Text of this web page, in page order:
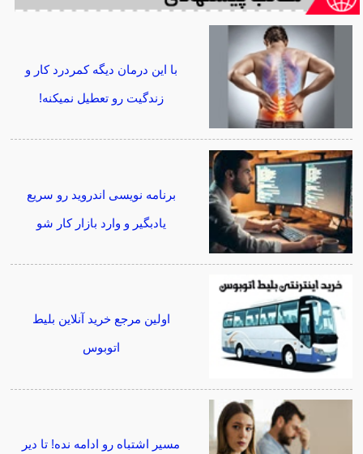
با این درمان دیگه کمردرد کار و
زندگیت رو تعطیل نمیکنه!
برنامه نویسی اندروید رو سریع
یادبگیر و وارد بازار کار شو
اولین مرجع خرید آنلاین بلیط
اتوبوس
مسیر اشتباه رو ادامه نده! تا دیر